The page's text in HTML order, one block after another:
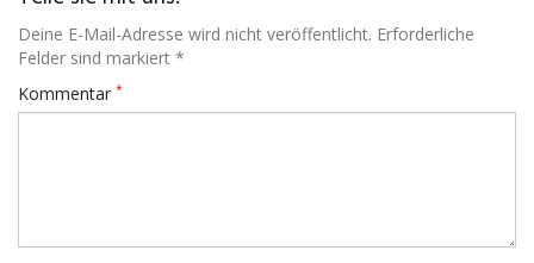
Deine E-Mail-Adresse wird nicht veröffentlicht. Erforderliche
Felder sind markiert *
Kommentar *